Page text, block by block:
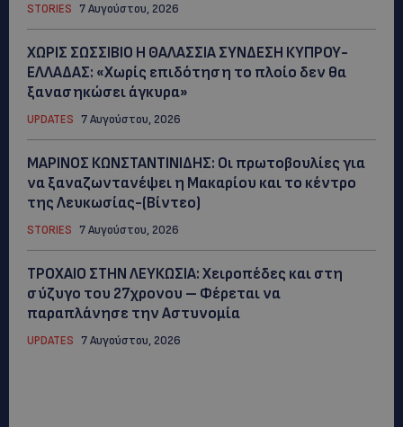
STORIES 7 Αυγούστου, 2026
ΧΩΡΙΣ ΣΩΣΣΙΒΙΟ Η ΘΑΛΑΣΣΙΑ ΣΥΝΔΕΣΗ ΚΥΠΡΟΥ-
ΕΛΛΑΔΑΣ: «Χωρίς επιδότηση το πλοίο δεν θα
ξανασηκώσει άγκυρα»
UPDATES 7 Αυγούστου, 2026
ΜΑΡΙΝΟΣ ΚΩΝΣΤΑΝΤΙΝΙΔΗΣ: Οι πρωτοβουλίες για
να ξαναζωντανέψει η Μακαρίου και το κέντρο
της Λευκωσίας-(Βίντεο)
STORIES 7 Αυγούστου, 2026
ΤΡΟΧΑΙΟ ΣΤΗΝ ΛΕΥΚΩΣΙΑ: Χειροπέδες και στη
σύζυγο του 27χρονου – Φέρεται να
παραπλάνησε την Αστυνομία
UPDATES 7 Αυγούστου, 2026